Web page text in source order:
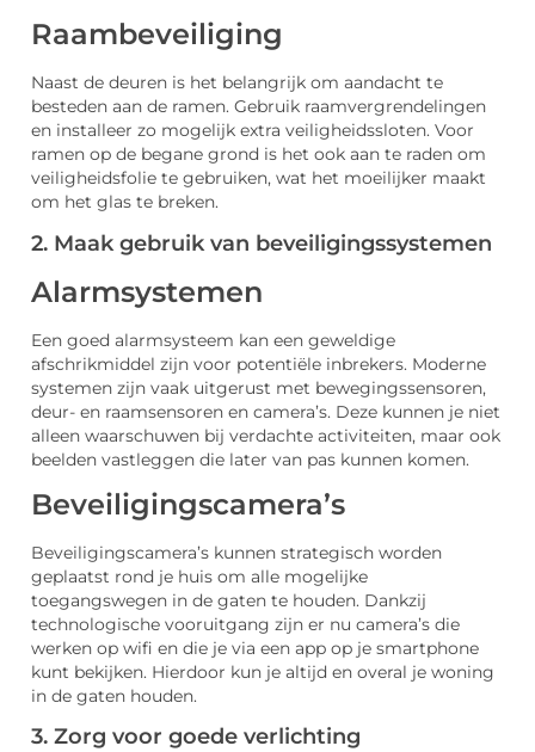
Raambeveiliging
Naast de deuren is het belangrijk om aandacht te
besteden aan de ramen. Gebruik raamvergrendelingen
en installeer zo mogelijk extra veiligheidssloten. Voor
ramen op de begane grond is het ook aan te raden om
veiligheidsfolie te gebruiken, wat het moeilijker maakt
om het glas te breken.
2. Maak gebruik van beveiligingssystemen
Alarmsystemen
Een goed alarmsysteem kan een geweldige
afschrikmiddel zijn voor potentiële inbrekers. Moderne
systemen zijn vaak uitgerust met bewegingssensoren,
deur- en raamsensoren en camera’s. Deze kunnen je niet
alleen waarschuwen bij verdachte activiteiten, maar ook
beelden vastleggen die later van pas kunnen komen.
Beveiligingscamera’s
Beveiligingscamera’s kunnen strategisch worden
geplaatst rond je huis om alle mogelijke
toegangswegen in de gaten te houden. Dankzij
technologische vooruitgang zijn er nu camera’s die
werken op wifi en die je via een app op je smartphone
kunt bekijken. Hierdoor kun je altijd en overal je woning
in de gaten houden.
3. Zorg voor goede verlichting